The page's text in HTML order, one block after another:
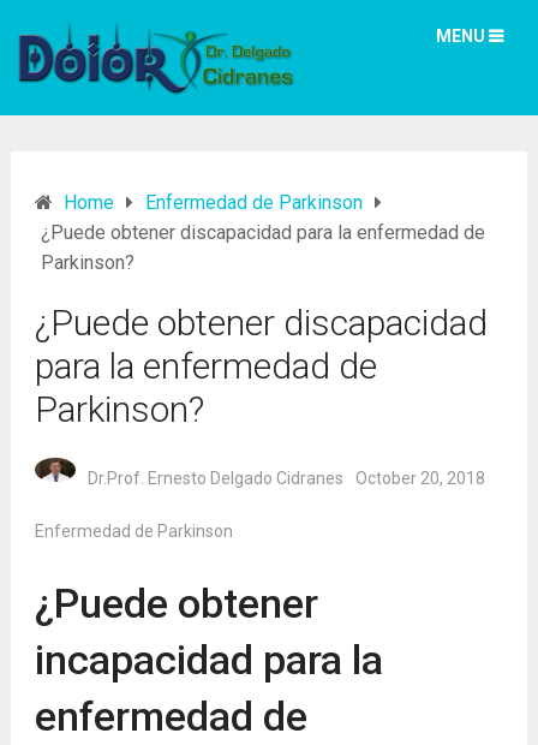
MENU
Home
Enfermedad de Parkinson
¿Puede obtener discapacidad para la enfermedad de
Parkinson?
¿Puede obtener discapacidad
para la enfermedad de
Parkinson?
Dr.Prof. Ernesto Delgado Cidranes October 20, 2018
Enfermedad de Parkinson
¿Puede obtener
incapacidad para la
enfermedad de